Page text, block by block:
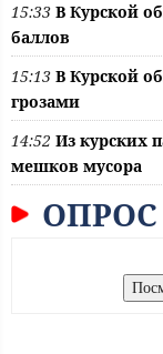
15:33 В Курской
баллов
15:13 В Курской
грозами
14:52 Из курских
мешков мусора
ОПРОС